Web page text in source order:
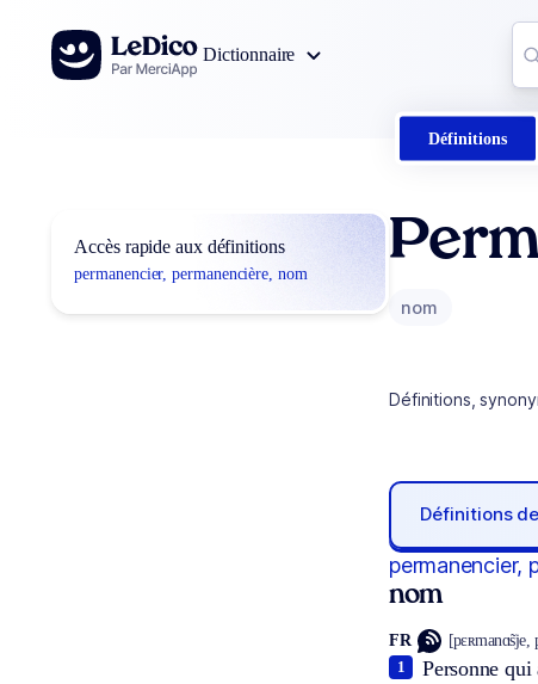
Aller au contenu
Dictionnaire
Définitions
Accès rapide aux définitions
permanencier, permanencière, nom
nom
Définitions,
Définitions de
permanencier,
nom
FR [pɛʀmanɑ̃sje,
Personne qui
1